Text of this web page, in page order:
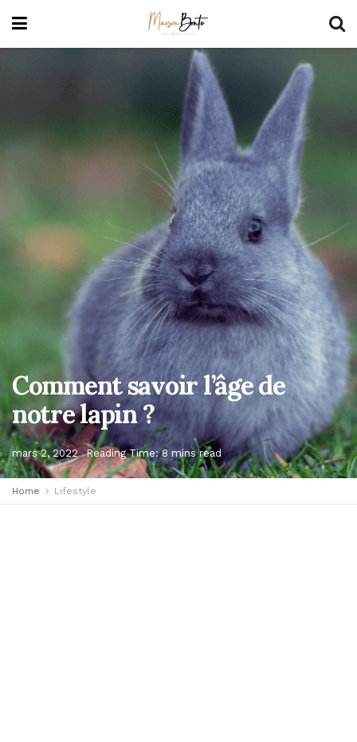
Comment savoir l’âge de
notre lapin ?
mars 2, 2022 Reading Time: 8 mins read
Home Lifestyle